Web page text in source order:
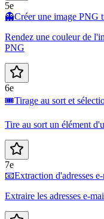
5e
👻Créer une image PNG
Rendez une couleur de
PNG
6e
🎟️Tirage au sort et
Tire au sort un élément
7e
📧Extraction d'adresses
Extraire les adresses e-